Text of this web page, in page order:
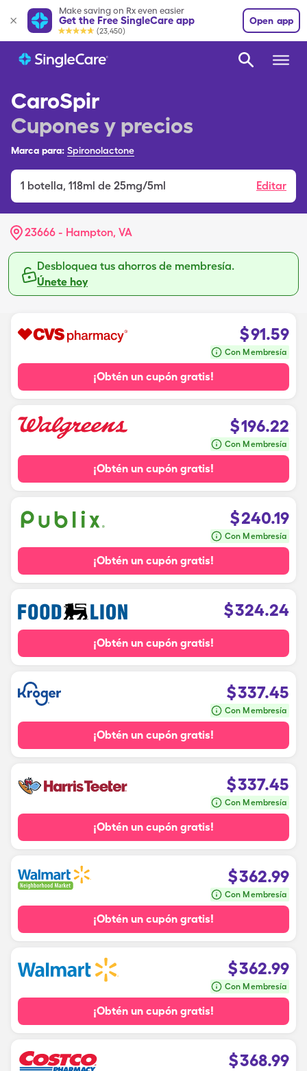
Make saving on Rx even easier
Get the Free SingleCare app
(23,450)
Open app
CaroSpir
Cupones y precios
Marca para: Spironolactone
1 botella, 118ml de 25mg/5ml Editar
23666 - Hampton, VA
Desbloquea tus ahorros de membresía.
Únete hoy
$91.59
Con Membresía
¡Obtén un cupón gratis!
$196.22
Con Membresía
¡Obtén un cupón gratis!
$240.19
Con Membresía
¡Obtén un cupón gratis!
$324.24
¡Obtén un cupón gratis!
$337.45
Con Membresía
¡Obtén un cupón gratis!
$337.45
Con Membresía
¡Obtén un cupón gratis!
$362.99
Con Membresía
¡Obtén un cupón gratis!
$362.99
Con Membresía
¡Obtén un cupón gratis!
$368.99